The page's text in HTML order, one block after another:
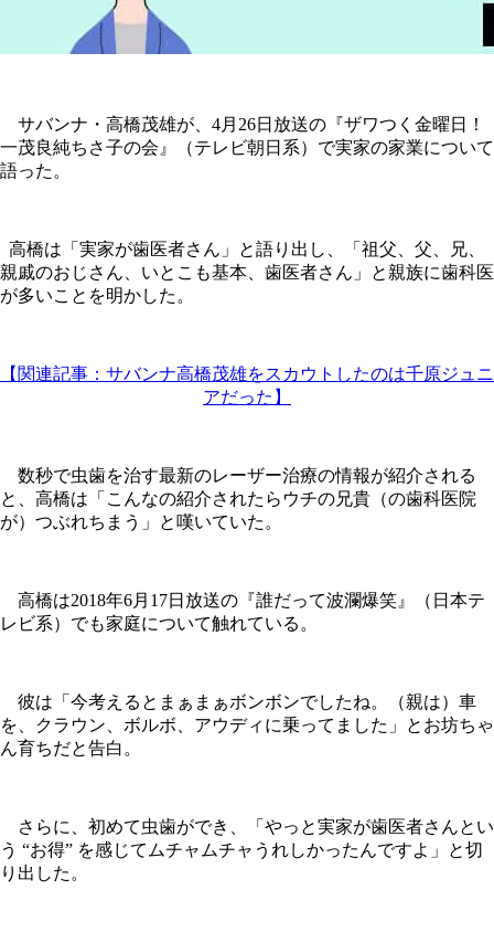
サバンナ・高橋茂雄が、4月26日放送の『ザワつく金曜日！
一茂良純ちさ子の会』（テレビ朝日系）で実家の家業について
語った。
高橋は「実家が歯医者さん」と語り出し、「祖父、父、兄、
親戚のおじさん、いとこも基本、歯医者さん」と親族に歯科医
が多いことを明かした。
【関連記事：サバンナ高橋茂雄をスカウトしたのは千原ジュニ
アだった】
数秒で虫歯を治す最新のレーザー治療の情報が紹介される
と、高橋は「こんなの紹介されたらウチの兄貴（の歯科医院
が）つぶれちまう」と嘆いていた。
高橋は2018年6月17日放送の『誰だって波瀾爆笑』（日本テ
レビ系）でも家庭について触れている。
彼は「今考えるとまぁまぁボンボンでしたね。（親は）車
を、クラウン、ボルボ、アウディに乗ってました」とお坊ちゃ
ん育ちだと告白。
さらに、初めて虫歯ができ、「やっと実家が歯医者さんとい
う “お得” を感じてムチャムチャうれしかったんですよ」と切
り出した。